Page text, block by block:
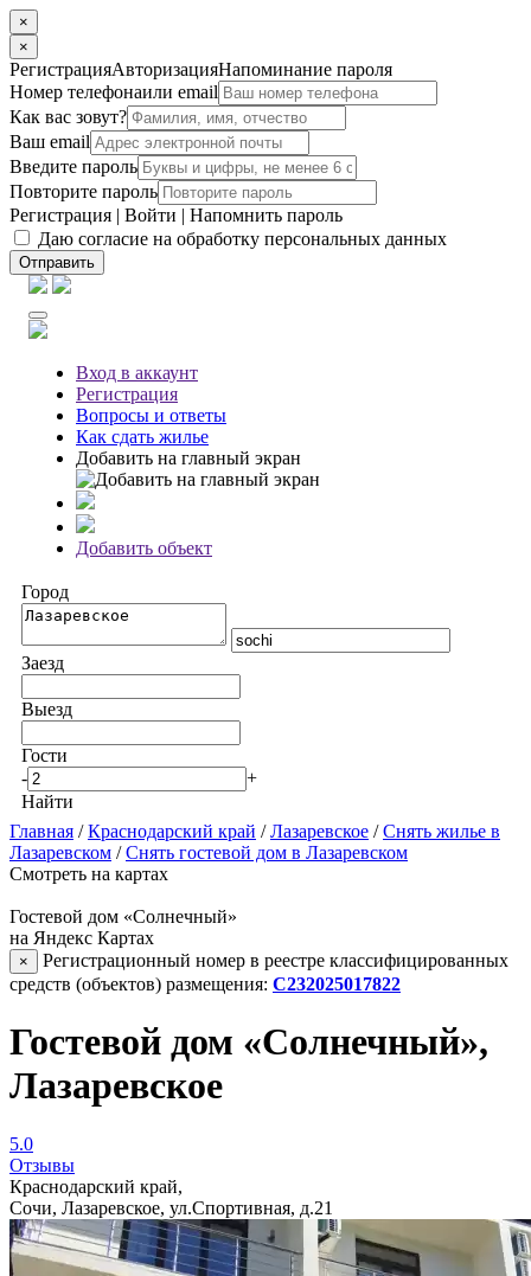
×
×
РегистрацияАвторизацияНапоминание пароля
Номер телефонаили email
Как вас зовут?
Ваш email
Введите пароль
Повторите пароль
Регистрация | Войти | Напомнить пароль
Даю согласие на обработку персональных данных
Отправить
Вход в аккаунт
Регистрация
Вопросы и ответы
Как сдать жилье
Добавить на главный экран
Добавить объект
Город
Заезд
Выезд
Гости
-
+
Найти
Главная /Краснодарский край /Лазаревское /Снять жилье в
Лазаревском /Снять гостевой дом в Лазаревском
Смотреть на картах
Гостевой дом «Солнечный»
на Яндекс Картах
×
Регистрационный номер в реестре классифицированных
средств (объектов) размещения: С232025017822
Гостевой дом «Солнечный»,
Лазаревское
5.0
Отзывы
Краснодарский край,
Сочи, Лазаревское, ул.Спортивная, д.21